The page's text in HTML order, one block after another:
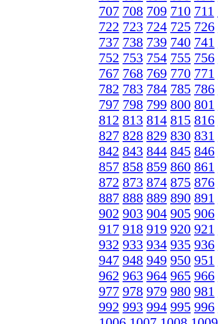
707 708 709 710 711
722 723 724 725 726
737 738 739 740 741
752 753 754 755 756
767 768 769 770 771
782 783 784 785 786
797 798 799 800 801
812 813 814 815 816
827 828 829 830 831
842 843 844 845 846
857 858 859 860 861
872 873 874 875 876
887 888 889 890 891
902 903 904 905 906
917 918 919 920 921
932 933 934 935 936
947 948 949 950 951
962 963 964 965 966
977 978 979 980 981
992 993 994 995 996